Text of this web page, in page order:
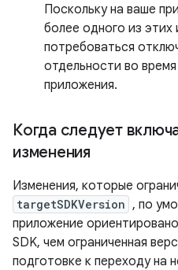
Поскольку на ваше
более одного из
потребоваться
отдельности во
приложения.
Когда следует
изменения
Изменения, которые
targetSDKVersion , по
приложение
SDK, чем ограниченная
подготовке к переходу на